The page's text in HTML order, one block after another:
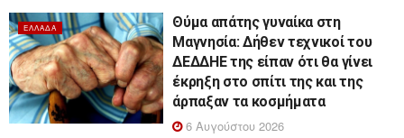
ΕΛΛΆΔΑ
Θύμα απάτης γυναίκα στη
Μαγνησία: Δήθεν τεχνικοί του
ΔΕΔΔΗΕ της είπαν ότι θα γίνει
έκρηξη στο σπίτι της και της
άρπαξαν τα κοσμήματα
6 Αυγούστου 2026